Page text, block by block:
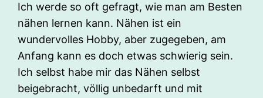
Ich werde so oft gefragt, wie man am Besten
nähen lernen kann. Nähen ist ein
wundervolles Hobby, aber zugegeben, am
Anfang kann es doch etwas schwierig sein.
Ich selbst habe mir das Nähen selbst
beigebracht, völlig unbedarft und mit